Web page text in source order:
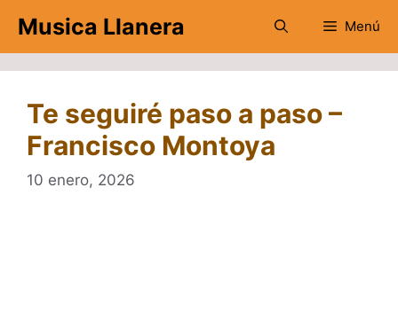
contenido
Musica Llanera Menú
Te seguiré paso a paso –
Francisco Montoya
10 enero, 2026